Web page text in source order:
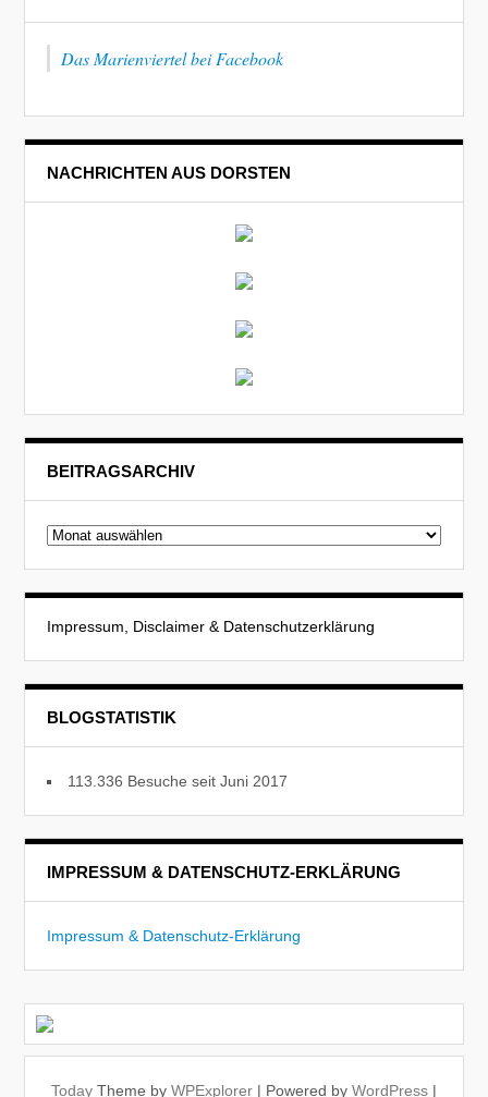
Das Marienviertel bei Facebook
NACHRICHTEN AUS DORSTEN
BEITRAGSARCHIV
Beitragsarchiv
Impressum, Disclaimer & Datenschutzerklärung
BLOGSTATISTIK
113.336 Besuche seit Juni 2017
IMPRESSUM & DATENSCHUTZ-ERKLÄRUNG
Impressum & Datenschutz-Erklärung
Today Theme by WPExplorer | Powered by WordPress |